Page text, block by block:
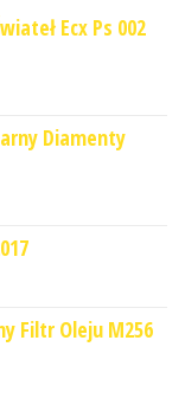
Ecx Ps 002
Diamenty
Filtr Oleju M256